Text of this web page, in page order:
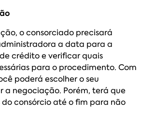
o consorciado precisará
a data para a
crédito e verificar quais
para o procedimento. Com
poderá escolher o seu
a negociação. Porém, terá que
consórcio até o fim para não